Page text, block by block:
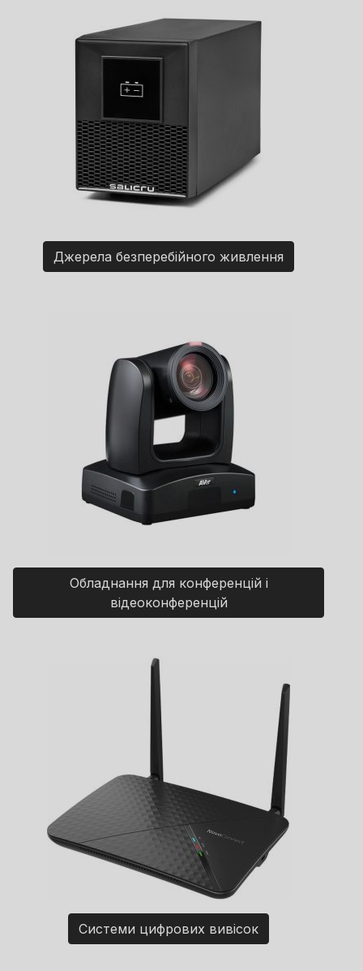
Джерела безперебійного живлення
Обладнання для конференцій і
відеоконференцій
Системи цифрових вивісок